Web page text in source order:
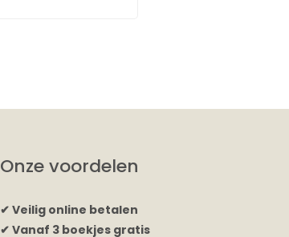
Onze voordelen
✔ Veilig online betalen
✔ Vanaf 3 boekjes gratis